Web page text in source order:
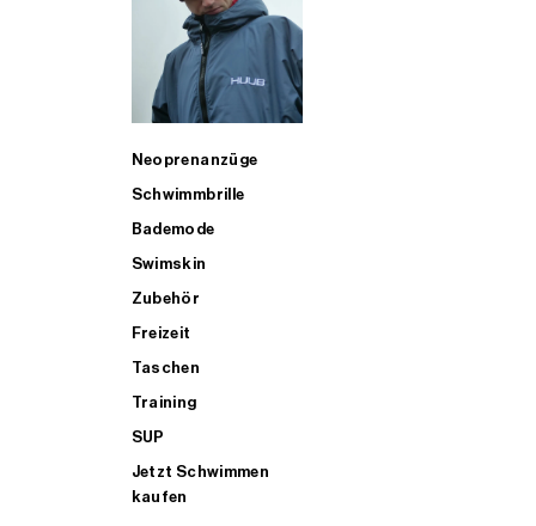
Neoprenanzüge
Schwimmbrille
Bademode
Swimskin
Zubehör
Freizeit
Taschen
Training
SUP
Jetzt Schwimmen
kaufen